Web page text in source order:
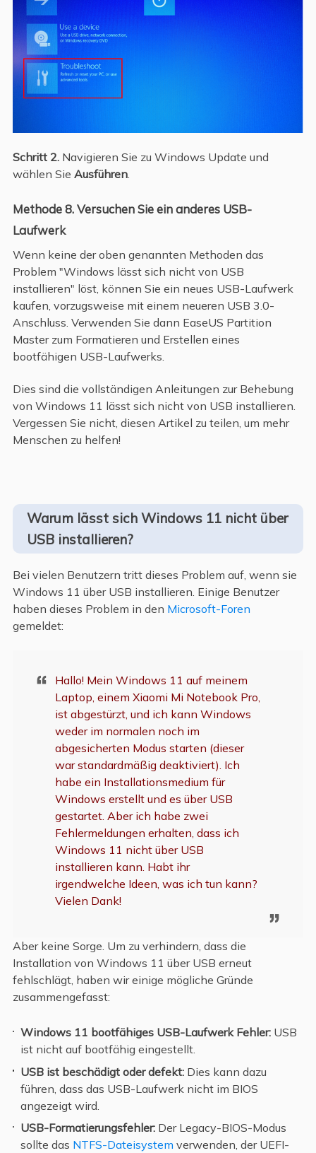
Schritt 2.Navigieren Sie zu Windows Update und
wählen Sie Ausführen.
Methode 8. Versuchen Sie ein anderes USB-
Laufwerk
Wenn keine der oben genannten Methoden das
Problem "Windows lässt sich nicht von USB
installieren" löst, können Sie ein neues USB-Laufwerk
kaufen, vorzugsweise mit einem neueren USB 3.0-
Anschluss. Verwenden Sie dann EaseUS Partition
Master zum Formatieren und Erstellen eines
bootfähigen USB-Laufwerks.
Dies sind die vollständigen Anleitungen zur Behebung
von Windows 11 lässt sich nicht von USB installieren.
Vergessen Sie nicht, diesen Artikel zu teilen, um mehr
Menschen zu helfen!
Warum lässt sich Windows 11 nicht über
USB installieren?
Bei vielen Benutzern tritt dieses Problem auf, wenn sie
Windows 11 über USB installieren. Einige Benutzer
haben dieses Problem in den Microsoft-Foren
gemeldet:
Hallo! Mein Windows 11 auf meinem
Laptop, einem Xiaomi Mi Notebook Pro,
ist abgestürzt, und ich kann Windows
weder im normalen noch im
abgesicherten Modus starten (dieser
war standardmäßig deaktiviert). Ich
habe ein Installationsmedium für
Windows erstellt und es über USB
gestartet. Aber ich habe zwei
Fehlermeldungen erhalten, dass ich
Windows 11 nicht über USB
installieren kann. Habt ihr
irgendwelche Ideen, was ich tun kann?
Vielen Dank!
Aber keine Sorge. Um zu verhindern, dass die
Installation von Windows 11 über USB erneut
fehlschlägt, haben wir einige mögliche Gründe
zusammengefasst:
Windows 11 bootfähiges USB-Laufwerk Fehler: USB
ist nicht auf bootfähig eingestellt.
USB ist beschädigt oder defekt: Dies kann dazu
führen, dass das USB-Laufwerk nicht im BIOS
angezeigt wird.
USB-Formatierungsfehler: Der Legacy-BIOS-Modus
sollte das NTFS-Dateisystem verwenden, der UEFI-